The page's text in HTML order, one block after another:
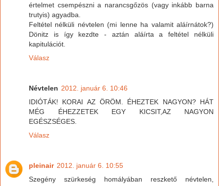
értelmet csempészni a narancsgőzös (vagy inkább barna
trutyis) agyadba.
Feltétel nélküli névtelen (mi lenne ha valamit aláírnátok?)
Dönitz is így kezdte - aztán aláírta a feltétel nélküli
kapitulációt.
Válasz
Névtelen 2012. január 6. 10:46
IDIÓTÁK! KORAI AZ ÖRÖM. ÉHEZTEK NAGYON? HÁT
MÉG ÉHEZZETEK EGY KICSIT,AZ NAGYON
EGÉSZSÉGES.
Válasz
pleinair 2012. január 6. 10:55
Szegény szürkeség homályában reszkető névtelen,